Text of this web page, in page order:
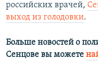
российских врачей,
выход из голодовки.
Больше новостей о
Сенцове вы можете